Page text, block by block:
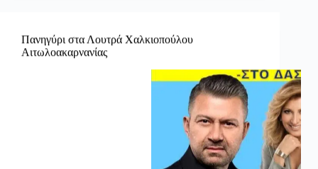
Πανηγύρι στα Λουτρά Χαλκιοπούλου
Αιτωλοακαρνανίας